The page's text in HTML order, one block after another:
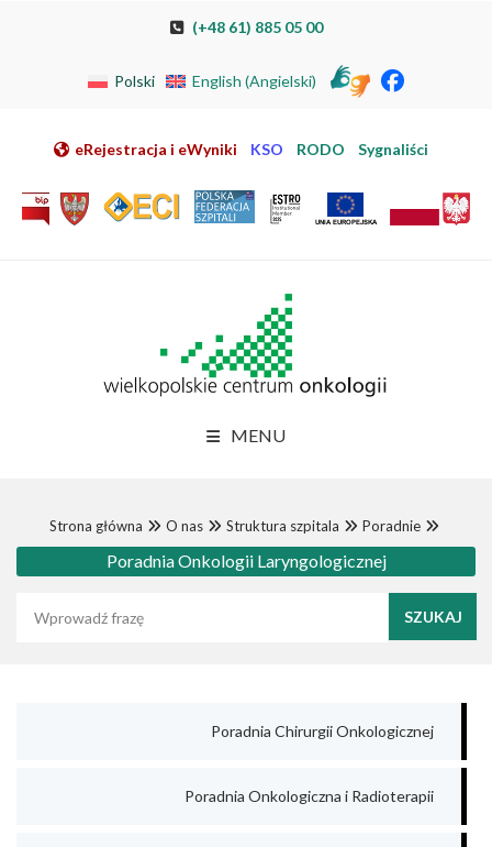
Przeskocz do nawigacji
Przejdź do mapy strony
Przejdź do elektronicznej rejestracji pacjenta
(+48 61) 885 05 00
Polski English (Angielski)
eRejestracja i eWyniki KSO RODO Sygnaliści
MENU
Strona główna O nas Struktura szpitala Poradnie
Poradnia Onkologii Laryngologicznej
Poradnia Chirurgii Onkologicznej
Poradnia Onkologiczna i Radioterapii